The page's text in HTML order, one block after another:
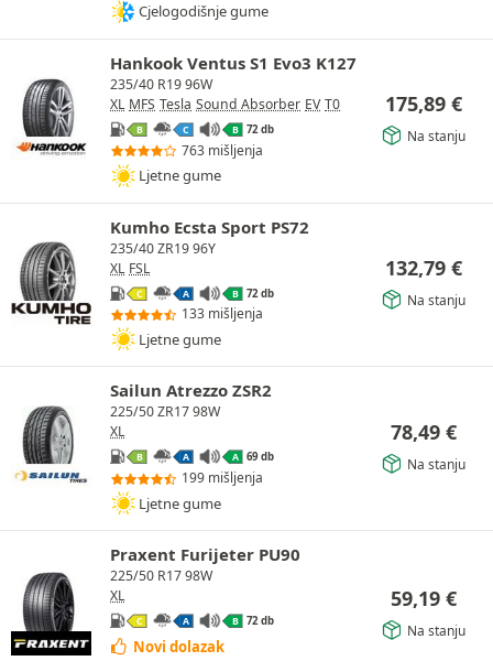
Cjelogodišnje gume
Hankook Ventus S1 Evo3 K127
235/40 R19 96W
XL MFS Tesla Sound Absorber EV T0
B C B 72 db
763 mišljenja
Ljetne gume
175,89 €
Na stanju
Kumho Ecsta Sport PS72
235/40 ZR19 96Y
XL FSL
C A B 72 db
133 mišljenja
Ljetne gume
132,79 €
Na stanju
Sailun Atrezzo ZSR2
225/50 ZR17 98W
XL
B A A 69 db
199 mišljenja
Ljetne gume
78,49 €
Na stanju
Praxent Furijeter PU90
225/50 R17 98W
XL
C A B 72 db
Novi dolazak
59,19 €
Na stanju